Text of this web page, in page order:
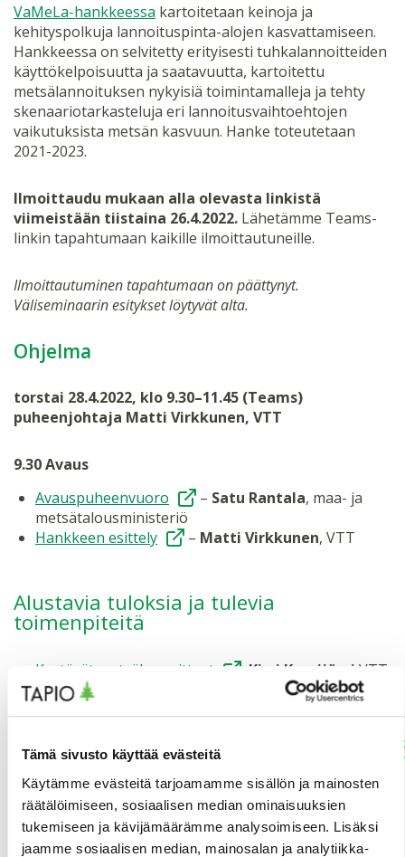
Tämä sivusto käyttää evästeitä
Käytämme evästeitä tarjoamamme sisällön ja mainosten
räätälöimiseen, sosiaalisen median ominaisuuksien
tukemiseen ja kävijämäärämme analysoimiseen. Lisäksi
jaamme sosiaalisen median, mainosalan ja analytiikka-
VaMeLa-hankkeessa kartoitetaan keinoja ja
kehityspolkuja lannoituspinta-alojen kasvattamiseen.
Hankkeessa on selvitetty erityisesti tuhkalannoitteiden
käyttökelpoisuutta ja saatavuutta, kartoitettu
metsälannoituksen nykyisiä toimintamalleja ja tehty
skenaariotarkasteluja eri lannoitusvaihtoehtojen
vaikutuksista metsän kasvuun. Hanke toteutetaan
2021-2023.
Ilmoittaudu mukaan alla olevasta linkistä
viimeistään tiistaina 26.4.2022. Lähetämme Teams-
linkin tapahtumaan kaikille ilmoittautuneille.
Ilmoittautuminen tapahtumaan on päättynyt.
Väliseminaarin esitykset löytyvät alta.
Ohjelma
torstai 28.4.2022, klo 9.30–11.45 (Teams)
puheenjohtaja Matti Virkkunen, VTT
9.30 Avaus
Avauspuheenvuoro
– Satu Rantala, maa- ja
metsätalousministeriö
Hankkeen esittely
– Matti Virkkunen, VTT
Alustavia tuloksia ja tulevia
toimenpiteitä
Kestävät metsälannoitteet Kirsi Korpijärvi VTT
Lannoite- ja tuhkalogistiikan sekä
lannoitelevityksen käytännöt ja kehitystarpeet
Lannoituksella lisää puuntuotantoa ja hiilivarastoja
Metsälannoituksen edistäminen
metsänhoitosuosituksissa
,Varpu KuuttiTapio